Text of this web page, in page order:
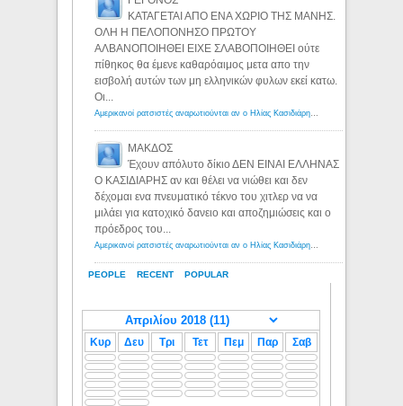
PEOPLE RECENT POPULAR
ΚΑΤΑΓΕΤΑΙ ΑΠΟ ΕΝΑ ΧΩΡΙΟ ΤΗΣ ΜΑΝΗΣ.
ΟΛΗ Η ΠΕΛΟΠΟΝΗΣΟ ΠΡΩΤΟΥ
ΑΛΒΑΝΟΠΟΙΗΘΕΙ ΕΙΧΕ ΣΛΑΒΟΠΟΙΗΘΕΙ ούτε
πίθηκος θα έμενε καθαρόαιμος μετα απο την
εισβολή αυτών των μη ελληνικών φυλων εκεί κατω.
Οι...
Αμερικανοί ρατσιστές αναρωτιούνται αν ο Ηλίας Κασιδιάρης ανήκει στη λευκή φυλή... - Λόγιος Ερμής
ΜΑΚΔΟΣ
Έχουν απόλυτο δίκιο ΔΕΝ ΕΙΝΑΙ ΕΛΛΗΝΑΣ
Ο ΚΑΣΙΔΙΑΡΗΣ αν και θέλει να νιώθει και δεν
δέχομαι ενα πνευματικό τέκνο του χιτλερ να να
μιλάει για κατοχικό δανειο και αποζημιώσεις και ο
πρόεδρος του...
Αμερικανοί ρατσιστές αναρωτιούνται αν ο Ηλίας Κασιδιάρης ανήκει στη λευκή φυλή... - Λόγιος Ερμής
Κυρ Δευ Τρι Τετ Πεμ Παρ Σαβ